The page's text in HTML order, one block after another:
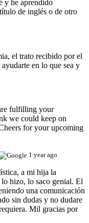
y he aprendido
de inglés o de otro
el trato recibido por el
en lo que sea y
fulfilling your
we could keep on
for your upcoming
1 year ago
a mi hija la
hizo, lo saco genial. El
una comunicación
sin dudas y no dudare
Mil gracias por